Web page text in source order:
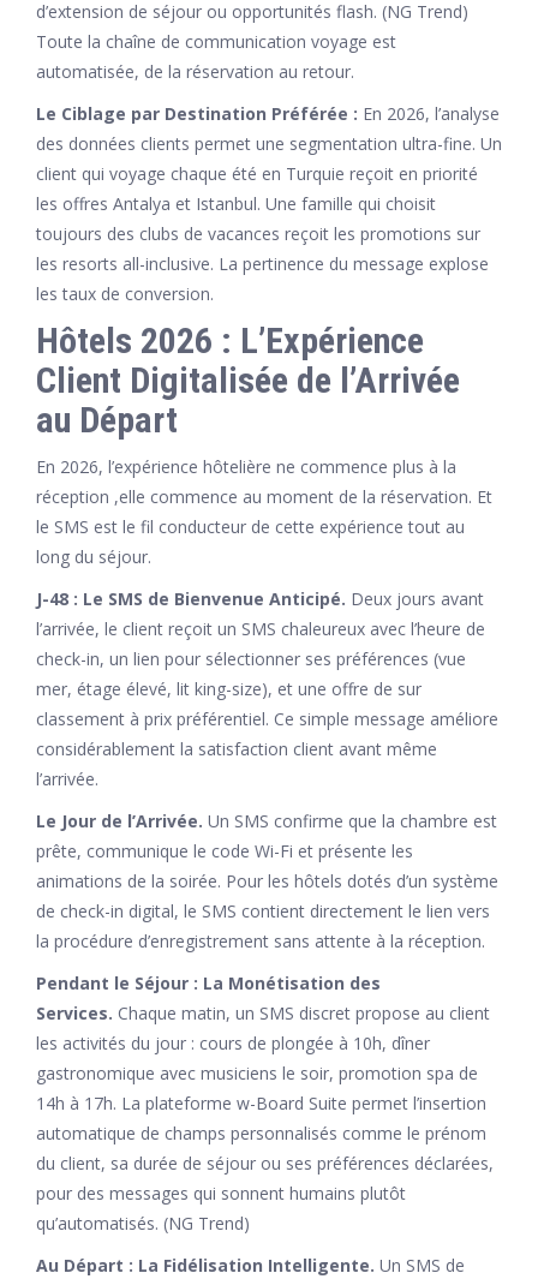
d’extension de séjour ou opportunités flash. (NG Trend)
Toute la chaîne de communication voyage est
automatisée, de la réservation au retour.
Le Ciblage par Destination Préférée : En 2026, l’analyse
des données clients permet une segmentation ultra-fine. Un
client qui voyage chaque été en Turquie reçoit en priorité
les offres Antalya et Istanbul. Une famille qui choisit
toujours des clubs de vacances reçoit les promotions sur
les resorts all-inclusive. La pertinence du message explose
les taux de conversion.
Hôtels 2026 : L’Expérience
Client Digitalisée de l’Arrivée
au Départ
En 2026, l’expérience hôtelière ne commence plus à la
réception ,elle commence au moment de la réservation. Et
le SMS est le fil conducteur de cette expérience tout au
long du séjour.
J-48 : Le SMS de Bienvenue Anticipé. Deux jours avant
l’arrivée, le client reçoit un SMS chaleureux avec l’heure de
check-in, un lien pour sélectionner ses préférences (vue
mer, étage élevé, lit king-size), et une offre de sur
classement à prix préférentiel. Ce simple message améliore
considérablement la satisfaction client avant même
l’arrivée.
Le Jour de l’Arrivée. Un SMS confirme que la chambre est
prête, communique le code Wi-Fi et présente les
animations de la soirée. Pour les hôtels dotés d’un système
de check-in digital, le SMS contient directement le lien vers
la procédure d’enregistrement sans attente à la réception.
Pendant le Séjour : La Monétisation des
Services. Chaque matin, un SMS discret propose au client
les activités du jour : cours de plongée à 10h, dîner
gastronomique avec musiciens le soir, promotion spa de
14h à 17h. La plateforme w-Board Suite permet l’insertion
automatique de champs personnalisés comme le prénom
du client, sa durée de séjour ou ses préférences déclarées,
pour des messages qui sonnent humains plutôt
qu’automatisés. (NG Trend)
Au Départ : La Fidélisation Intelligente. Un SMS de